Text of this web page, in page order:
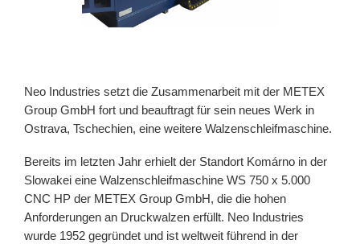
Neo Industries setzt die Zusammenarbeit mit der METEX
Group GmbH fort und beauftragt für sein neues Werk in
Ostrava, Tschechien, eine weitere Walzenschleifmaschine.
Bereits im letzten Jahr erhielt der Standort Komárno in der
Slowakei eine Walzenschleifmaschine WS 750 x 5.000
CNC HP der METEX Group GmbH, die die hohen
Anforderungen an Druckwalzen erfüllt. Neo Industries
wurde 1952 gegründet und ist weltweit führend in der